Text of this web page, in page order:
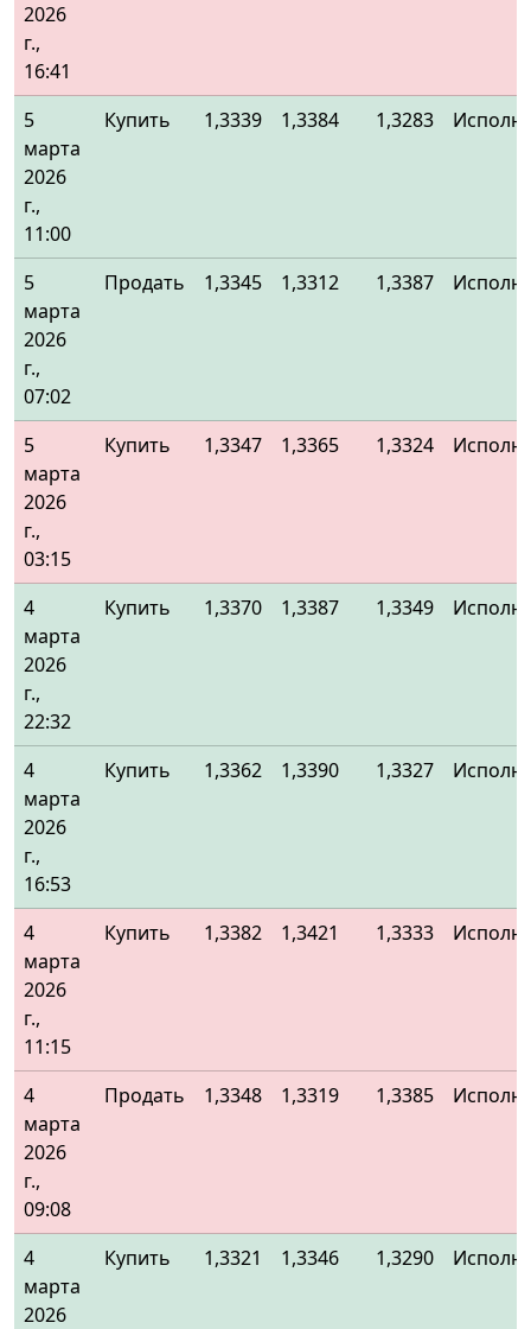
2026
г.,
16:41
5
марта
2026
г.,
11:00
Купить 1,3339 1,3384 1,3283
5
марта
2026
г.,
07:02
Продать 1,3345 1,3312 1,3387
5
марта
2026
г.,
03:15
Купить 1,3347 1,3365 1,3324
4
марта
2026
г.,
22:32
Купить 1,3370 1,3387 1,3349
4
марта
2026
г.,
16:53
Купить 1,3362 1,3390 1,3327
4
марта
2026
г.,
11:15
Купить 1,3382 1,3421 1,3333
4
марта
2026
г.,
09:08
Продать 1,3348 1,3319 1,3385
4
марта
2026
Купить 1,3321 1,3346 1,3290